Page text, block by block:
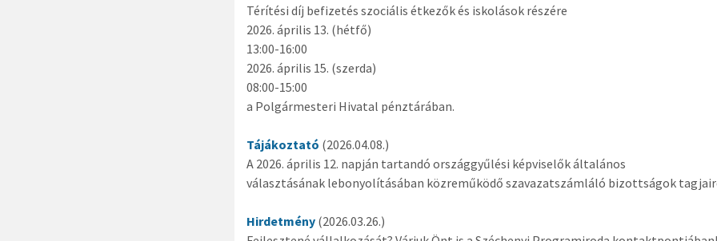
Térítési díj befizetés szociális étkezők és iskolások részére
2026. április 13. (hétfő)
13:00-16:00
2026. április 15. (szerda)
08:00-15:00
a Polgármesteri Hivatal pénztárában.
Tájákoztató (2026.04.08.)
A 2026. április 12. napján tartandó országgyűlési képviselők általános
választásának lebonyolításában közreműködő szavazatszámláló bizottságok
Hirdetmény(2026.03.26.)